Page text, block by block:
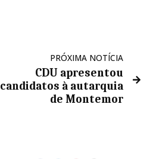
PRÓXIMA NOTÍCIA
CDU apresentou
candidatos à autarquia
de Montemor